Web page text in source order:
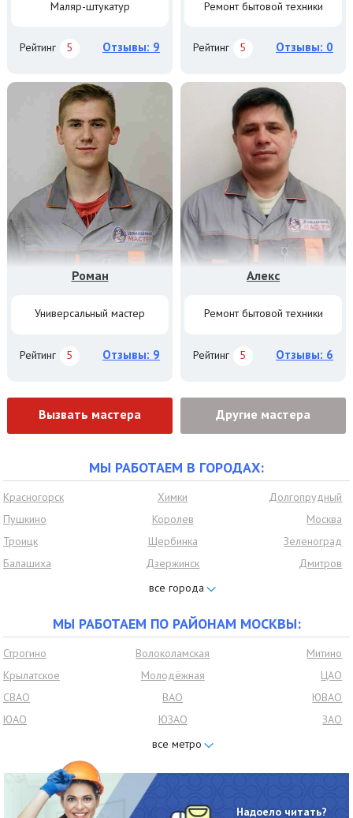
Маляр-штукатур
Рейтинг 5 Отзывы: 9
Ремонт бытовой техники
Рейтинг 5 Отзывы: 0
Роман
Универсальный мастер
Рейтинг 5 Отзывы: 9
Алекс
Ремонт бытовой техники
Рейтинг 5 Отзывы: 6
Вызвать мастера Другие мастера
МЫ РАБОТАЕМ В ГОРОДАХ:
Красногорск Химки
Долгопрудный
Пушкино
Королев
Москва
Троицк
Щербинка
Зеленоград
Балашиха
Дзержинск
Дмитров
Ивантеевка
Лыткарино
Люберцы
Одинцово
Подольск
Раменское
Реутов
Щёлково
Ленинский район
мкр Московский
Подмосковье
Развилка
Петровское
Томилино
Малаховка
Удельная
Опалиха
Барвиха
Коммунарка
Кожухово Юбилейный
МЫ РАБОТАЕМ ПО РАЙОНАМ МОСКВЫ:
Строгино Волоколамская
Митино
Крылатское
Молодёжная
ЦАО
СВАО
ВАО
ЮВАО
ЮАО
ЮЗАО
ЗАО
САО
Южное бутово Северное бутово
Чертаново северное
Чертаново южное
Надоело читать?